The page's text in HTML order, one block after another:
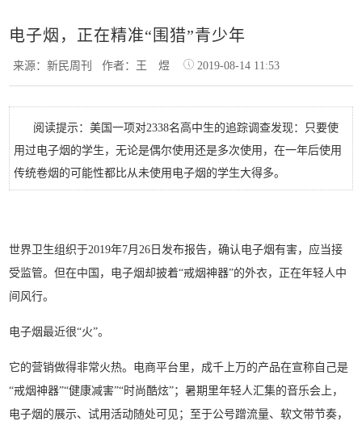
电子烟，正在精准“围猎”青少年
来源：新民周刊作者：王 煜 2019-08-14 11:53
阅读提示：美国一项对2338名高中生的追踪调查发现：只要使
用过电子烟的学生，无论是偶尔使用还是多次使用，在一年后使用
传统卷烟的可能性都比从未使用电子烟的学生大得多。
世界卫生组织于2019年7月26日发布报告，确认电子烟有害，应当接
受监管。但在中国，电子烟却披着“戒烟神器”的外衣，正在年轻人中
间风行。
电子烟最近很“火”。
它的营销做得非常火热。电商平台里，成千上万的产品在宣称自己是
“戒烟神器”“健康减害”“时尚酷炫”；暑期里年轻人汇集的音乐会上，
电子烟的展示、试用活动随处可见；至于公号蹭流量、软文带节奏，